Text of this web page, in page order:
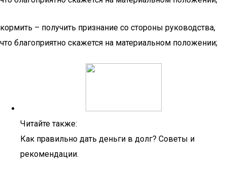
кормить – получить признание со стороны руководства,
что благоприятно скажется на материальном положении;
Читайте также:
Как правильно дать деньги в долг? Советы и
рекомендации.